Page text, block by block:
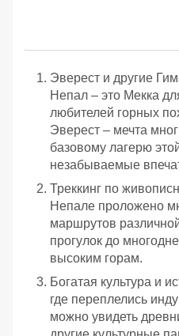
Эверест и другие
Непал – это Мекка
любителей горных
Эверест – мечта
базовому лагерю
незабываемые
Треккинг по
Непале проложено
маршрутов
прогулок до
высоким горам.
Богатая культура и
где переплелись
можно увидеть